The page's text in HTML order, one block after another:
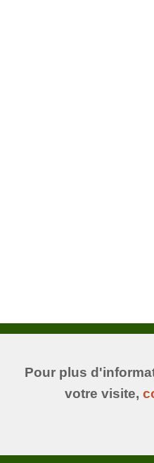
Pour plus
votre visite,